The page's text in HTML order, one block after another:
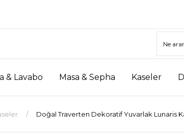
& Lavabo Masa & Sepha Kaseler
Doğal Traverten Dekoratif Yuvarlak Lunaris